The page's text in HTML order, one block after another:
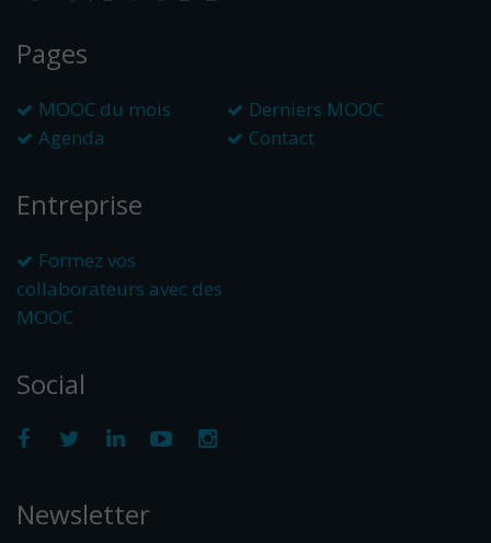
Pages
MOOC du mois
Derniers MOOC
Agenda
Contact
Entreprise
Formez vos
collaborateurs avec des
MOOC
Social
Newsletter